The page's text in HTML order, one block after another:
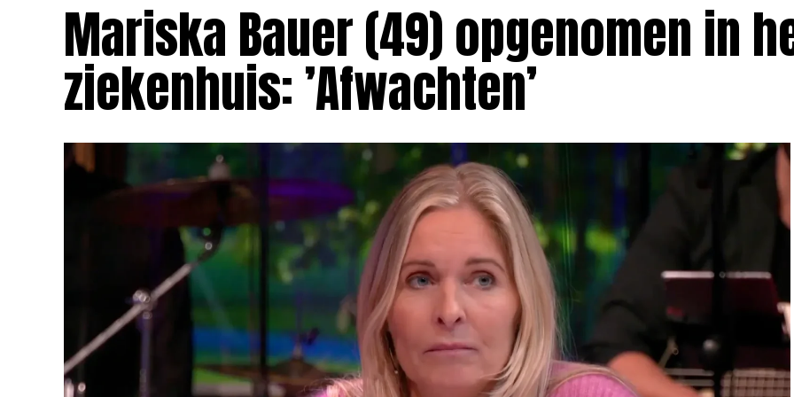
Mariska Bauer (49) opgenomen in
ziekenhuis: ’Afwachten’